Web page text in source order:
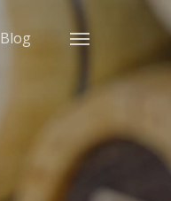
Blog Menu